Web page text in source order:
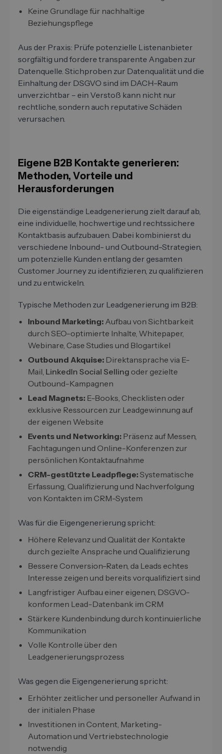
Keine Grundlage für nachhaltige
Beziehungspflege
Aus der Praxis: Prüfe potenzielle Listenanbieter
sorgfältig und fordere transparente Angaben zur
Datenquelle. Stichproben zur Datenqualität und die
Einhaltung der DSGVO sind im DACH-Raum
unverzichtbar – ein Verstoß kann nicht nur
rechtliche, sondern auch reputative Schäden
verursachen.
Eigene B2B Kontakte generieren:
Methoden, Vorteile und
Herausforderungen
Die eigenständige Leadgenerierung zielt darauf ab,
eine individuelle, hochwertige und rechtssichere
Kontaktbasis aufzubauen. Dabei kombinierst du
verschiedene Inbound- und Outbound-Strategien,
um potenzielle Kunden entlang der gesamten
Customer Journey zu identifizieren, zu qualifizieren
und zu entwickeln.
Typische Methoden zur Leadgenerierung im B2B:
Inbound Marketing: Aufbau von Sichtbarkeit
durch SEO-optimierte Inhalte, Whitepaper,
Webinare, Case Studies und Blogartikel
Outbound Akquise: Direktansprache via E-
Mail, LinkedIn Social Selling oder gezielte
Outbound-Kampagnen
Lead Magnets: E-Books, Checklisten oder
exklusive Ressourcen zur Leadgewinnung auf
der eigenen Website
Events und Networking: Präsenz auf Messen,
Fachtagungen und Online-Konferenzen zur
persönlichen Kontaktaufnahme
CRM-gestützte Leadpflege:Systematische
Erfassung, Qualifizierung und Nachverfolgung
von Kontakten im CRM-System
Was für die Eigengenerierung spricht:
Höhere Relevanz und Qualität der Kontakte
durch gezielte Ansprache und Qualifizierung
Bessere Conversion-Raten, da Leads echtes
Interesse zeigen und bereits vorqualifiziert sind
Langfristiger Aufbau einer eigenen, DSGVO-
konformen Lead-Datenbank im CRM
Stärkere Kundenbindung durch kontinuierliche
Kommunikation
Volle Kontrolle über den
Leadgenerierungsprozess
Was gegen die Eigengenerierung spricht:
Erhöhter zeitlicher und personeller Aufwand in
der initialen Phase
Investitionen in Content, Marketing-
Automation und Vertriebstechnologie
notwendig